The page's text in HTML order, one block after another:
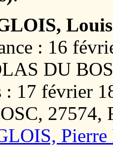
: 16
DU
: 17 février
27574,
Pierre